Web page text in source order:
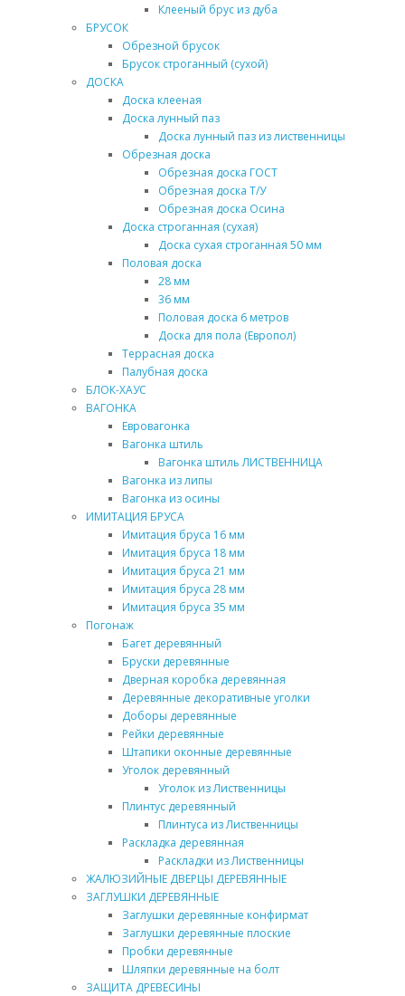
Клееный брус из дуба
БРУСОК
Обрезной брусок
Брусок строганный (сухой)
ДОСКА
Доска клееная
Доска лунный паз
Доска лунный паз из лиственницы
Обрезная доска
Обрезная доска ГОСТ
Обрезная доска Т/У
Обрезная доска Осина
Доска строганная (сухая)
Доска сухая строганная 50 мм
Половая доска
28 мм
36 мм
Половая доска 6 метров
Доска для пола (Европол)
Террасная доска
Палубная доска
БЛОК-ХАУС
ВАГОНКА
Евровагонка
Вагонка штиль
Вагонка штиль ЛИСТВЕННИЦА
Вагонка из липы
Вагонка из осины
ИМИТАЦИЯ БРУСА
Имитация бруса 16 мм
Имитация бруса 18 мм
Имитация бруса 21 мм
Имитация бруса 28 мм
Имитация бруса 35 мм
Погонаж
Багет деревянный
Бруски деревянные
Дверная коробка деревянная
Деревянные декоративные уголки
Доборы деревянные
Рейки деревянные
Штапики оконные деревянные
Уголок деревянный
Уголок из Лиственницы
Плинтус деревянный
Плинтуса из Лиственницы
Раскладка деревянная
Раскладки из Лиственницы
ЖАЛЮЗИЙНЫЕ ДВЕРЦЫ ДЕРЕВЯННЫЕ
ЗАГЛУШКИ ДЕРЕВЯННЫЕ
Заглушки деревянные конфирмат
Заглушки деревянные плоские
Пробки деревянные
Шляпки деревянные на болт
ЗАЩИТА ДРЕВЕСИНЫ